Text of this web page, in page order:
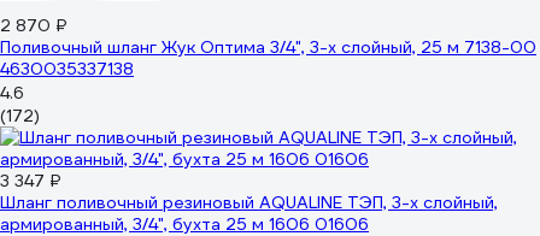
2 870 ₽
Поливочный шланг Жук Оптима 3/4", 3-х слойный, 25 м 7138-00
4630035337138
4.6
(172)
3 347 ₽
Шланг поливочный резиновый AQUALINE ТЭП, 3-х слойный,
армированный, 3/4", бухта 25 м 1606 01606